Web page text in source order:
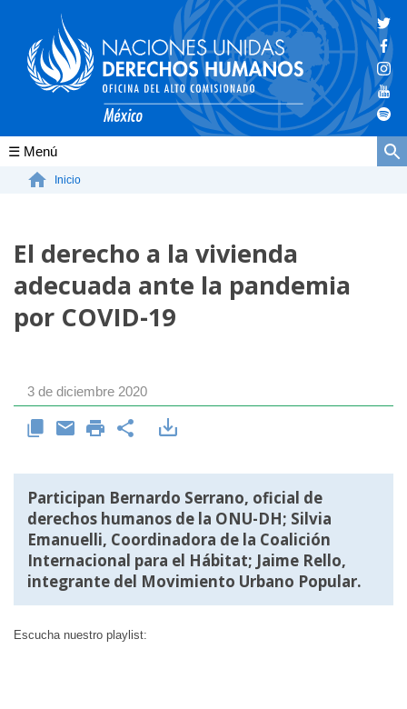
Conócenos
La ONU-DH en México
Vacantes ONU-DH México
ONU-DH en el tiempo
Inicio
El derecho a la vivienda
adecuada ante la pandemia
por COVID-19
3 de diciembre 2020
Participan Bernardo Serrano, oficial de
derechos humanos de la ONU-DH; Silvia
Emanuelli, Coordinadora de la Coalición
Internacional para el Hábitat; Jaime Rello,
integrante del Movimiento Urbano Popular.
Escucha nuestro playlist: